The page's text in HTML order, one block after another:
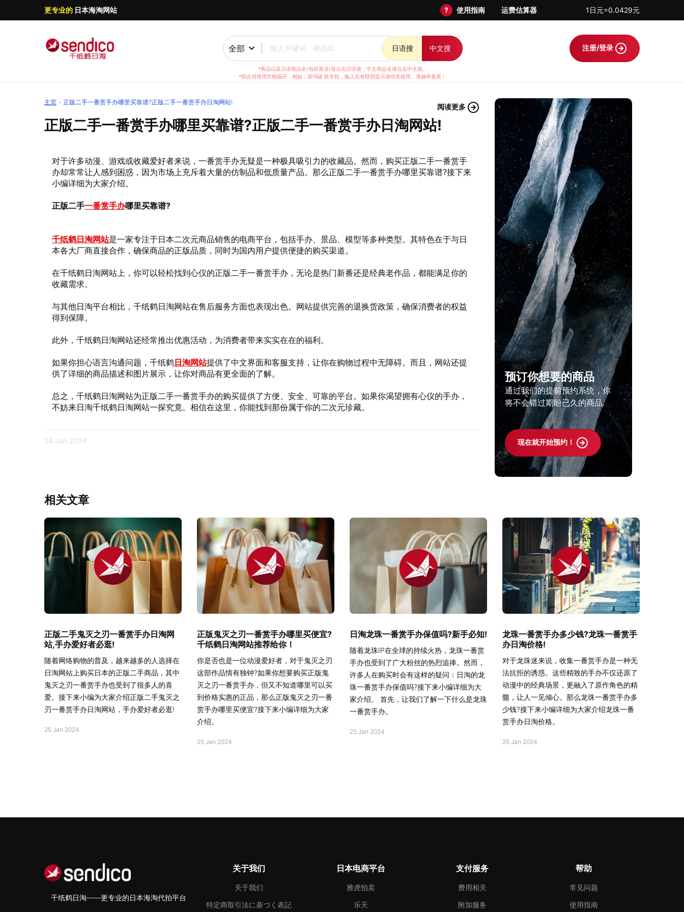
更专业的 日本海淘网站 ? 使用指南 运费估算器 1日元=0.0429元
全部 输入关键词、商品ID 日语搜 中文搜
*商品ID及日语商品名(包括英语)请点击日语搜；中文商品名请点击中文搜。
*组合词请用空格隔开，例如：喜玛诺 纺车轮，输入后有联想提示请优先使用，准确率更高！
注册/登录
主页 正版二手一番赏手办哪里买靠谱?正版二手一番赏手办日淘网站!
阅读更多
正版二手一番赏手办哪里买靠谱?正版二手一番赏手办日淘网站!
对于许多动漫、游戏或收藏爱好者来说，一番赏手办无疑是一种极具吸引力的收藏品。然而，购买正版二手一番赏手
办却常常让人感到困惑，因为市场上充斥着大量的仿制品和低质量产品。那么正版二手一番赏手办哪里买靠谱?接下来
小编详细为大家介绍。
正版二手一番赏手办哪里买靠谱?
千纸鹤日淘网站是一家专注于日本二次元商品销售的电商平台，包括手办、景品、模型等多种类型。其特色在于与日
本各大厂商直接合作，确保商品的正版品质，同时为国内用户提供便捷的购买渠道。
在千纸鹤日淘网站上，你可以轻松找到心仪的正版二手一番赏手办，无论是热门新番还是经典老作品，都能满足你的
收藏需求。
与其他日淘平台相比，千纸鹤日淘网站在售后服务方面也表现出色。网站提供完善的退换货政策，确保消费者的权益
得到保障。
此外，千纸鹤日淘网站还经常推出优惠活动，为消费者带来实实在在的福利。
如果你担心语言沟通问题，千纸鹤日淘网站提供了中文界面和客服支持，让你在购物过程中无障碍。而且，网站还提
供了详细的商品描述和图片展示，让你对商品有更全面的了解。
总之，千纸鹤日淘网站为正版二手一番赏手办的购买提供了方便、安全、可靠的平台。如果你渴望拥有心仪的手办，
不妨来日淘千纸鹤日淘网站一探究竟。相信在这里，你能找到那份属于你的二次元珍藏。
24 Jan 2024
预订你想要的商品
通过我们的提前预约系统，你
将不会错过期盼已久的商品.
现在就开始预约！
相关文章
正版二手鬼灭之刃一番赏手办日淘网
站,手办爱好者必逛!
随着网络购物的普及，越来越多的人选择在
日淘网站上购买日本的正版二手商品，其中
鬼灭之刃一番赏手办也受到了很多人的喜
爱。接下来小编为大家介绍正版二手鬼灭之
刃一番赏手办日淘网站，手办爱好者必逛!
25 Jan 2024
正版鬼灭之刃一番赏手办哪里买便宜?
千纸鹤日淘网站推荐给你！
你是否也是一位动漫爱好者，对于鬼灭之刃
这部作品情有独钟?如果你想要购买正版鬼
灭之刃一番赏手办，但又不知道哪里可以买
到价格实惠的正品，那么正版鬼灭之刃一番
赏手办哪里买便宜?接下来小编详细为大家
介绍。
25 Jan 2024
日淘龙珠一番赏手办保值吗?新手必知!
随着龙珠IP在全球的持续火热，龙珠一番赏
手办也受到了广大粉丝的热烈追捧。然而，
许多人在购买时会有这样的疑问：日淘的龙
珠一番赏手办保值吗?接下来小编详细为大
家介绍。 首先，让我们了解一下什么是龙珠
一番赏手办。
25 Jan 2024
龙珠一番赏手办多少钱?龙珠一番赏手
办日淘价格!
对于龙珠迷来说，收集一番赏手办是一种无
法抗拒的诱惑。这些精致的手办不仅还原了
动漫中的经典场景，更融入了原作角色的精
髓，让人一见倾心。那么龙珠一番赏手办多
少钱?接下来小编详细为大家介绍龙珠一番
赏手办日淘价格。
25 Jan 2024
千纸鹤日淘——更专业的日本海淘代拍平台
关于我们
关于我们
特定商取引法に基づく表記
日本电商平台
雅虎拍卖
乐天
支付服务
费用相关
附加服务
帮助
常见问题
使用指南